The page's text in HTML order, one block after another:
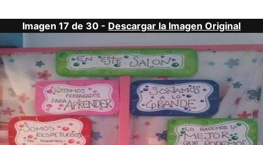
Imagen 17 de 30 - Descargar la Imagen Original